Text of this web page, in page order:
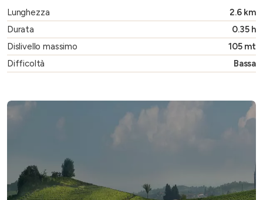
Lunghezza
2.6 km
Durata
0.35 h
Dislivello massimo
105 mt
Difficoltà
Bassa